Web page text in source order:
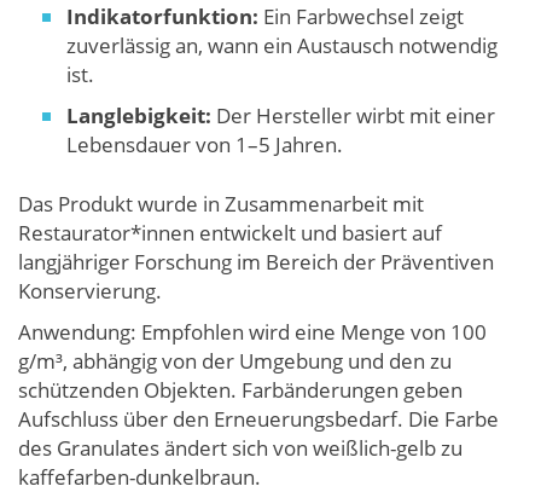
Indikatorfunktion: Ein Farbwechsel zeigt
zuverlässig an, wann ein Austausch notwendig
ist.
Langlebigkeit: Der Hersteller wirbt mit einer
Lebensdauer von 1–5 Jahren.
Das Produkt wurde in Zusammenarbeit mit
Restaurator*innen entwickelt und basiert auf
langjähriger Forschung im Bereich der Präventiven
Konservierung.
Anwendung: Empfohlen wird eine Menge von 100
g/m³, abhängig von der Umgebung und den zu
schützenden Objekten. Farbänderungen geben
Aufschluss über den Erneuerungsbedarf. Die Farbe
des Granulates ändert sich von weißlich-gelb zu
kaffefarben-dunkelbraun.